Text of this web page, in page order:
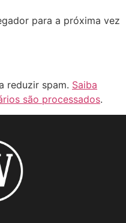
para a próxima vez
reduzir spam. Saiba
são processados.